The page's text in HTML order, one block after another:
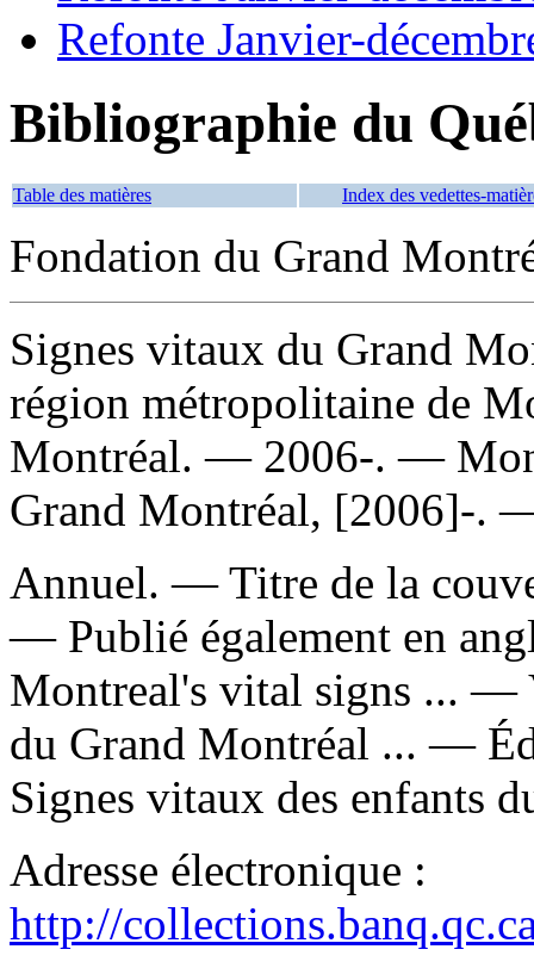
Refonte Janvier-
Bibliographie du
Table des matières Index des vedettes-
Fondation du Grand
Signes vitaux du Grand
région métropolitaine de
Montréal. — 2006-. —
Grand Montréal, [2006]-.
Annuel. — Titre de la
— Publié également en
Montreal's vital signs ... —
du Grand Montréal ... —
Signes vitaux des enfants
Adresse électronique :
http://